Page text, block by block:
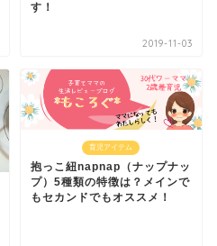
す！
2019-11-03
育児アイテム
抱っこ紐napnap（ナップナッ
プ）5種類の特徴は？メインで
もセカンドでもオススメ！